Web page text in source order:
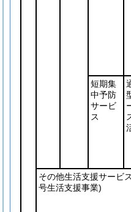
短期集
中予防
サービ
ス
その他生活支援サービス
号生活支援事業)